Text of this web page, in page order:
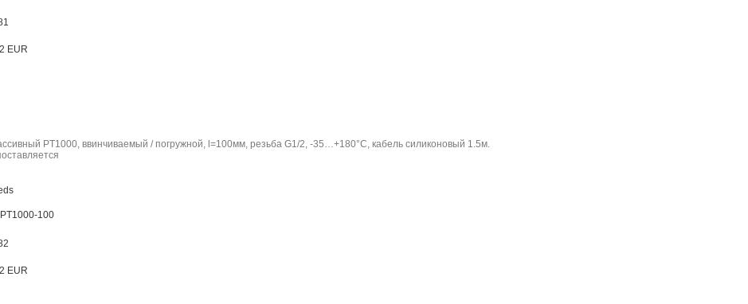
EUR
PT1000, ввинчиваемый / погружной, l=100мм, резьба G1/2, -35…+180°C, кабель силиконовый 1.5м.
100
EUR